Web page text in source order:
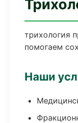
трихология
помогаем
Наши